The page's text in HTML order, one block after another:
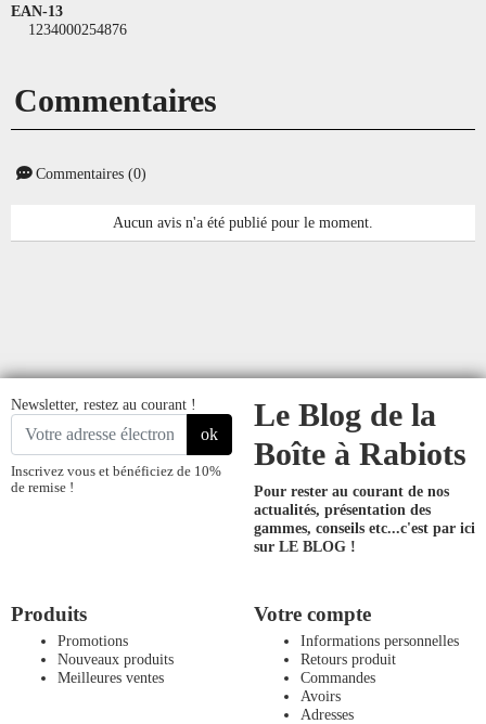
EAN-13
1234000254876
Commentaires
Commentaires (0)
Aucun avis n'a été publié pour le moment.
Newsletter, restez au courant !
ok
Inscrivez vous et bénéficiez de 10%
de remise !
Le Blog de la
Boîte à Rabiots
Pour rester au courant de nos
actualités, présentation des
gammes, conseils etc...c'est par ici
sur LE BLOG !
Produits
Promotions
Nouveaux produits
Meilleures ventes
Votre compte
Informations personnelles
Retours produit
Commandes
Avoirs
Adresses